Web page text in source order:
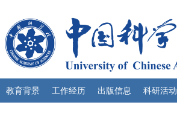
教育背景 工作经历 出版信息 科研活动